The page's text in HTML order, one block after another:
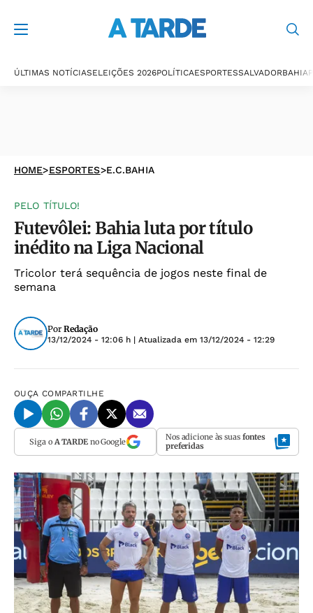
ÚLTIMAS NOTÍCIASELEIÇÕES 2026POLÍTICAESPORTESSALVADORBAHIA
HOME>ESPORTES>E.C.BAHIA
PELO TÍTULO!
Futevôlei: Bahia luta por título
inédito na Liga Nacional
Tricolor terá sequência de jogos neste final de
semana
Por Redação
13/12/2024 - 12:06 h | Atualizada em 13/12/2024 - 12:29
OUÇA COMPARTILHE
Siga o A TARDEno Google Nos adicione às suas fontes
preferidas